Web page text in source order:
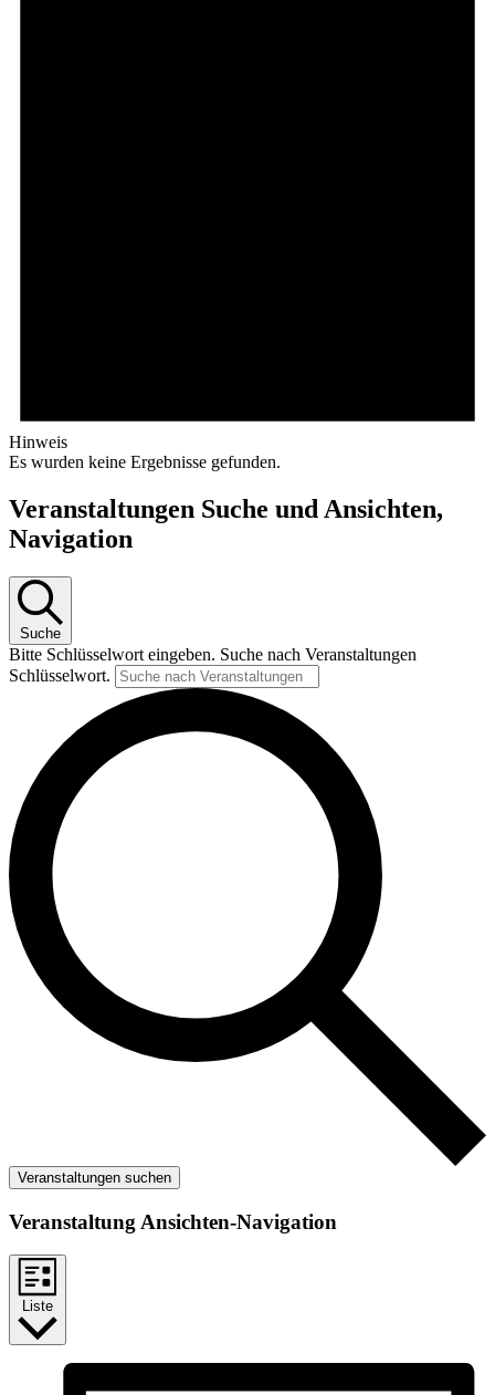
Hinweis
Es wurden keine Ergebnisse gefunden.
Veranstaltungen Suche und Ansichten,
Navigation
Suche
Bitte Schlüsselwort eingeben. Suche nach Veranstaltungen
Schlüsselwort.
Veranstaltungen suchen
Veranstaltung Ansichten-Navigation
Liste